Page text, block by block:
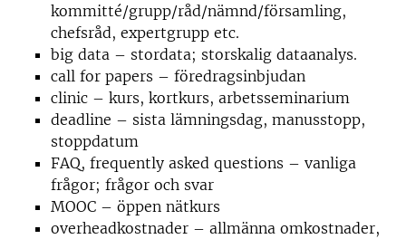
kommitté/grupp/råd/nämnd/församling,
chefsråd, expertgrupp etc.
big data – stordata; storskalig dataanalys.
call for papers – föredragsinbjudan
clinic – kurs, kortkurs, arbetsseminarium
deadline – sista lämningsdag, manusstopp,
stoppdatum
FAQ, frequently asked questions – vanliga
frågor; frågor och svar
MOOC – öppen nätkurs
overheadkostnader – allmänna omkostnader,